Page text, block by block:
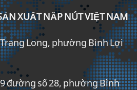
XUẤT NẮP NÚT VIỆT NAM
Long, phường Bình Lợi
đường số 28, phường Bình